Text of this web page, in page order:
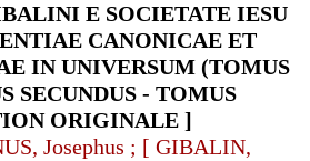
E SOCIETATE IESU
CANONICAE ET
IN UNIVERSUM (TOMUS
SECUNDUS - TOMUS
ORIGINALE ]
Josephus ; [ GIBALIN,